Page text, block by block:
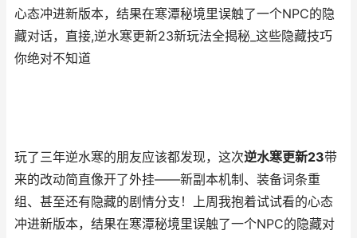
心态冲进新版本，结果在寒潭秘境里误触了一个NPC的隐
藏对话，直接,逆水寒更新23新玩法全揭秘_这些隐藏技巧
你绝对不知道
玩了三年逆水寒的朋友应该都发现，这次逆水寒更新23带
来的改动简直像开了外挂——新副本机制、装备词条重
组、甚至还有隐藏的剧情分支！上周我抱着试试看的心态
冲进新版本，结果在寒潭秘境里误触了一个NPC的隐藏对